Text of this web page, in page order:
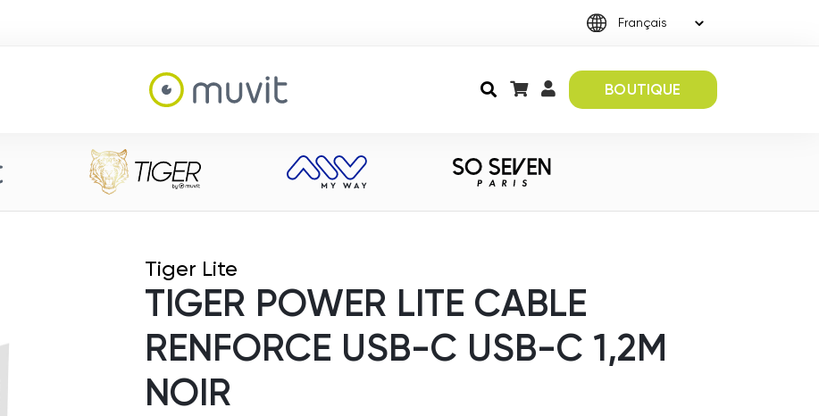
BOUTIQUE
Tiger Lite
TIGER POWER LITE CABLE
RENFORCE USB-C USB-C 1,2M
NOIR